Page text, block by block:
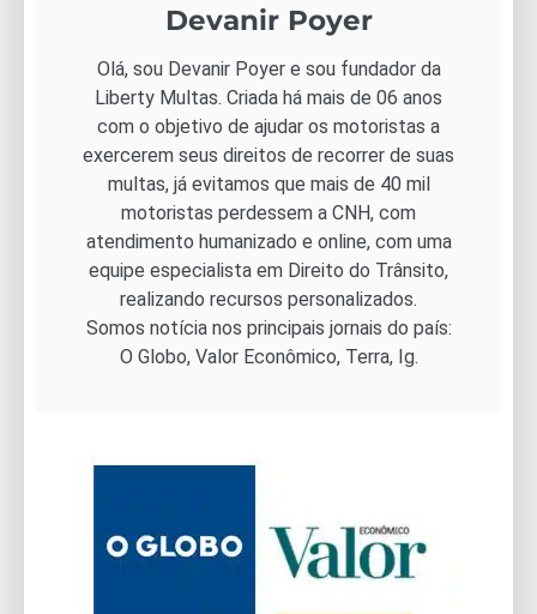
Devanir Poyer
Olá, sou Devanir Poyer e sou fundador da
Liberty Multas. Criada há mais de 06 anos
com o objetivo de ajudar os motoristas a
exercerem seus direitos de recorrer de suas
multas, já evitamos que mais de 40 mil
motoristas perdessem a CNH, com
atendimento humanizado e online, com uma
equipe especialista em Direito do Trânsito,
realizando recursos personalizados.
Somos notícia nos principais jornais do país:
O Globo, Valor Econômico, Terra, Ig.